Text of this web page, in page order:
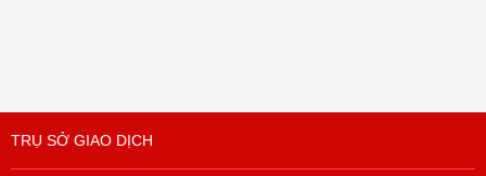
TRỤ SỞ GIAO DỊCH